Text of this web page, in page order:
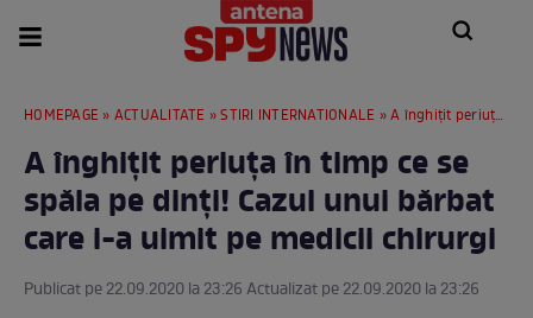
HOMEPAGE » ACTUALITATE »STIRI INTERNATIONALE » A înghițit periuța în timp ce se spăla pe dinți! Cazul unui bărbat care i-a uimit pe medicii chirurgi
A înghițit periuța în timp ce se
spăla pe dinți! Cazul unui bărbat
care i-a uimit pe medicii chirurgi
Publicat pe 22.09.2020 la 23:26 Actualizat pe 22.09.2020 la 23:26